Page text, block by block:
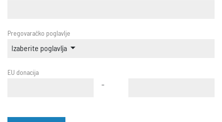
Pregovaračko poglavlje
Izaberite poglavlja
EU donacija
-